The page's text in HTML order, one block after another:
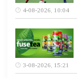
4-08-2026, 10:04
3-08-2026, 15:21